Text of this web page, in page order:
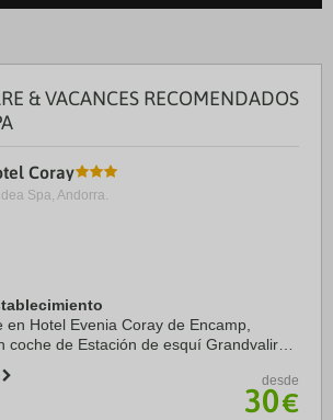
& VACANCES RECOMENDADOS
Coray
Spa, Andorra.
en Hotel Evenia Coray de Encamp,
coche de Estación de esquí Grandvalira y
de Centro comercial ...
desde
30€